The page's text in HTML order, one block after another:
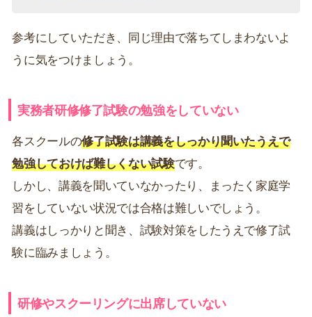
参考にしていただき、同じ理由で落ちてしまわないよ
うに気をつけましょう。
実務者研修修了試験の勉強をしていない
各スクールの修了試験は講義をしっかり聞いたうえで
勉強しておけば難しくない試験です。
しかし、講義を聞いていなかったり、まったく家庭学
習をしていない状況では合格は難しいでしょう。
講義はしっかりと聞き、試験対策をしたうえで修了試
験に臨みましょう。
研修やスクーリングに出席していない